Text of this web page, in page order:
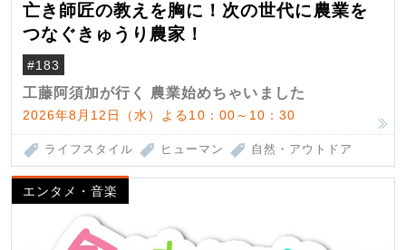
亡き師匠の教えを胸に！次の世代に農業を
つなぐきゅうり農家！
#183
工藤阿須加が行く 農業始めちゃいました
2026年8月12日（水）よる10：00～10：30
ライフスタイル ヒューマン 自然・アウトドア
エンタメ・音楽